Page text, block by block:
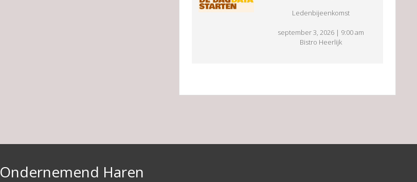
Ledenbijeenkomst
september 3, 2026 | 9:00 am
Bistro Heerlijk
Ondernemend Haren